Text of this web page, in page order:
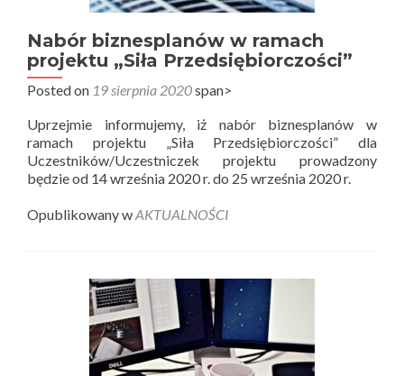
Nabór biznesplanów w ramach
projektu „Siła Przedsiębiorczości”
Posted on 19 sierpnia 2020span>
Uprzejmie informujemy, iż nabór biznesplanów w
ramach projektu „Siła Przedsiębiorczości” dla
Uczestników/Uczestniczek projektu prowadzony
będzie od 14 września 2020 r. do 25 września 2020 r.
Opublikowany wAKTUALNOŚCI